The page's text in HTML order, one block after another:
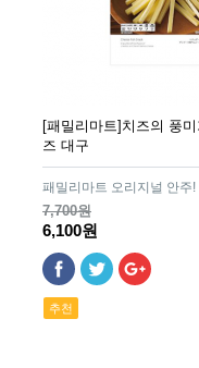
[패밀리마트]치즈의 풍
즈 대구
패밀리마트 오리지널 안주!
7,700원
6,100원
추천